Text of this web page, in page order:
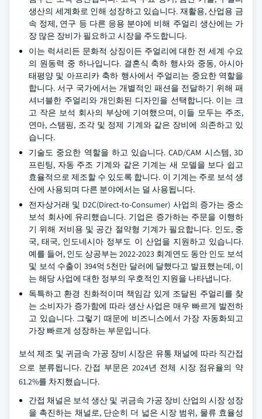
생산의 세계화로 인해 성장하고 있습니다. 재활용, 산업용 금
속 정제, 연구 등 다른 응용 분야에 비해 주얼리 생산에는 가
장 많은 장비가 필요하고 시장을 주도합니다.
이는 럭셔리든 문화적 상징이든 주얼리에 대한 전 세계 수요
의 원동력 중 하나입니다. 결혼식 축하 행사와 중동, 아시아
태평양 및 아프리카 축하 행사에서 주얼리는 중요한 역할을
합니다. 서구 국가에서는 개별적인 패션을 전달하기 위해 패
셔너블한 주얼리와 개인화된 디자인을 선택합니다. 이는 크
고 작은 보석 회사의 부상에 기여했으며, 이들 모두는 주조,
연마, 스탬핑, 조각 및 정제 기계와 같은 장비에 의존하고 있
습니다.
기술도 중요한 역할을 하고 있습니다. CAD/CAM 시스템, 3D
프린팅, 자동 주조 기계와 같은 기계는 새 모델을 보다 쉽고
효율적으로 제조할 수 있도록 합니다. 이 기계는 주로 보석 생
산에 사용되며 다른 분야에서는 덜 사용됩니다.
전자상거래 및 D2C(Direct-to-Consumer) 사업의 증가는 중소
보석 회사에 유리했습니다. 기업은 증가하는 주문을 이행하
기 위해 저비용 및 공간 절약형 기계가 필요합니다. 인도, 중
국, 태국, 인도네시아 정부도 이 산업을 지원하고 있습니다.
예를 들어, 인도 상공부는 2022-2023 회계연도 동안 인도 보석
및 보석 수출이 394억 5천만 달러에 달했다고 발표했는데, 이
는 해당 사업에 대한 정부의 우호적인 지원을 나타냅니다.
독특하고 환경 친화적이며 책임감 있게 조달된 주얼리를 찾
는 소비자가 증가함에 따라 생산 사업은 매우 빠르게 발전하
고 있습니다. 그렇기 때문에 비즈니스에서 가장 자동화되고
가장 빠르게 성장하는 부문입니다.
보석 제조 및 귀금속 가공 장비 시장은 유통 채널에 따라 직간접
으로 분류됩니다. 간접 부문은 2024년 전체 시장 점유율의 약
61.2%를 차지했습니다.
간접 채널은 보석 생산 및 귀금속 가공 장비 산업의 시장 성장
을 촉진하는 채널로, 단순히 더 넓은 시장 범위, 물류 효율성